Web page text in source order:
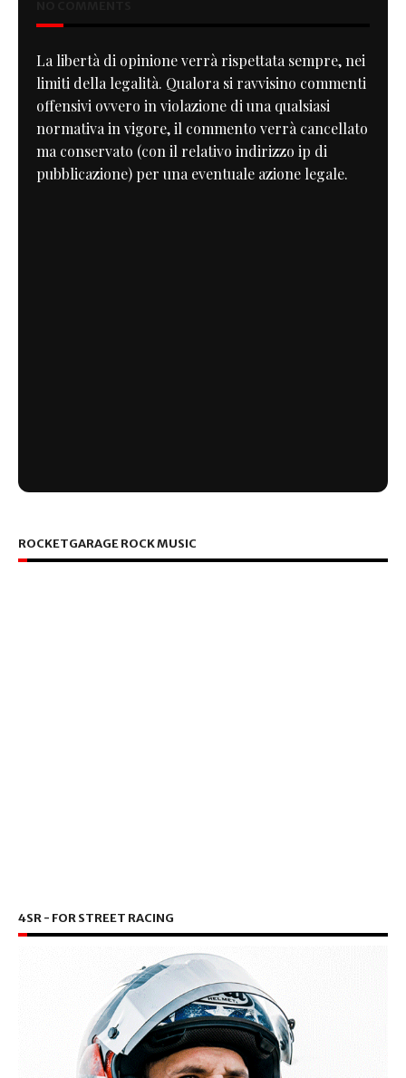
La libertà di opinione verrà rispettata sempre, nei
limiti della legalità. Qualora si ravvisino commenti
offensivi ovvero in violazione di una qualsiasi
normativa in vigore, il commento verrà cancellato
ma conservato (con il relativo indirizzo ip di
pubblicazione) per una eventuale azione legale.
ROCKETGARAGE ROCK MUSIC
4SR - FOR STREET RACING